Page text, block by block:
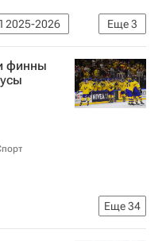
Еще3
2025-2026
финны
Еще34
2018